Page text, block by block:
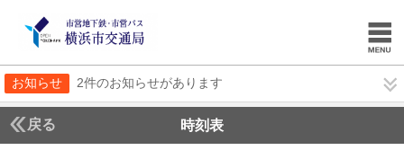
お知らせ 2件のお知らせがあります
戻る 時刻表